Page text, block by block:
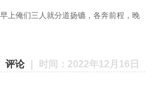
上俺们三人就分道扬镳，各奔前程，晚
评论 时间：2022年12月16日